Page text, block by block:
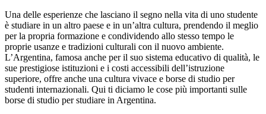
Una delle esperienze che lasciano il segno nella vita di uno studente
è studiare in un altro paese e in un’altra cultura, prendendo il meglio
per la propria formazione e condividendo allo stesso tempo le
proprie usanze e tradizioni culturali con il nuovo ambiente.
L’Argentina, famosa anche per il suo sistema educativo di qualità, le
sue prestigiose istituzioni e i costi accessibili dell’istruzione
superiore, offre anche una cultura vivace e borse di studio per
studenti internazionali. Qui ti diciamo le cose più importanti sulle
borse di studio per studiare in Argentina.